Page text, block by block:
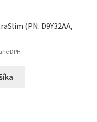
(PN: D9Y32AA,
DPH